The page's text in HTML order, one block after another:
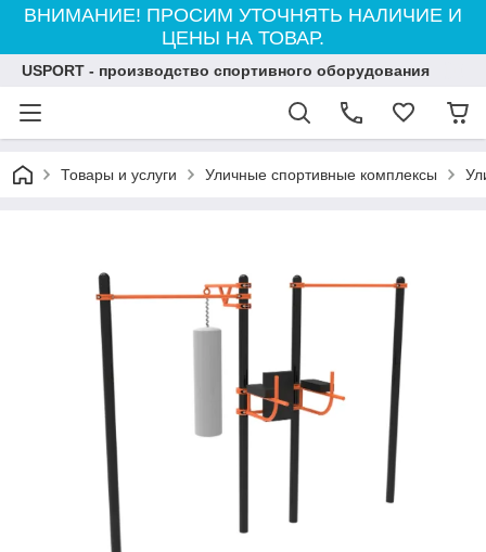
ВНИМАНИЕ! ПРОСИМ УТОЧНЯТЬ НАЛИЧИЕ И
ЦЕНЫ НА ТОВАР.
USPORT - производство спортивного оборудования
Товары и услуги Уличные спортивные комплексы